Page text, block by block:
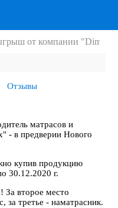
от компании "Dimax"!
Отзывы
матрасов и
- в предверии Нового
купив продукцию
30.12.2020 г.
За второе место
за третье - наматрасник.